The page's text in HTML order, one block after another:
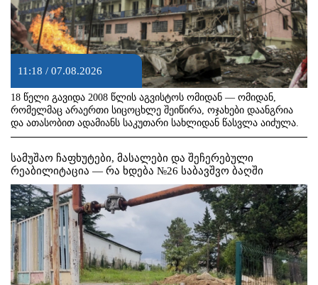
11:18 / 07.08.2026
18 წელი გავიდა 2008 წლის აგვისტოს ომიდან — ომიდან,
რომელმაც არაერთი სიცოცხლე შეიწირა, ოჯახები დაანგრია
და ათასობით ადამიანს საკუთარი სახლიდან წასვლა აიძულა.
სამუშაო ჩაფხუტები, მასალები და შეჩერებული
რეაბილიტაცია — რა ხდება №26 საბავშვო ბაღში